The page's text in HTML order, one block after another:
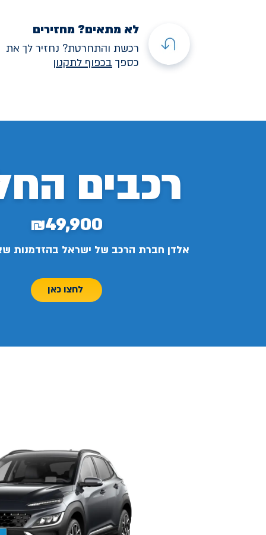
לא מתאים? מחזירים
רכשת והתחרטת? נחזיר לך את
כספך בכפוף לתקנון
רכבים
₪49,900
אלדן חברת הרכב של ישראל בהזדמנות
לחצו כאן